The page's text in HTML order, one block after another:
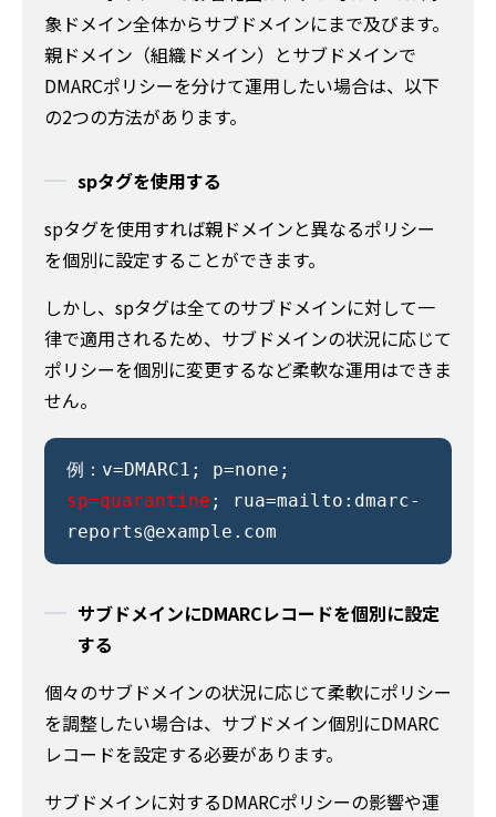
象ドメイン全体からサブドメインにまで及びます。
親ドメイン（組織ドメイン）とサブドメインで
DMARCポリシーを分けて運用したい場合は、以下
の2つの方法があります。
spタグを使用する
spタグを使用すれば親ドメインと異なるポリシー
を個別に設定することができます。
しかし、spタグは全てのサブドメインに対して一
律で適用されるため、サブドメインの状況に応じて
ポリシーを個別に変更するなど柔軟な運用はできま
せん。
例：v=DMARC1; p=none;
sp=quarantine ; rua=mailto:dmarc-
reports@example.com
サブドメインにDMARCレコードを個別に設定
する
個々のサブドメインの状況に応じて柔軟にポリシー
を調整したい場合は、サブドメイン個別にDMARC
レコードを設定する必要があります。
サブドメインに対するDMARCポリシーの影響や運